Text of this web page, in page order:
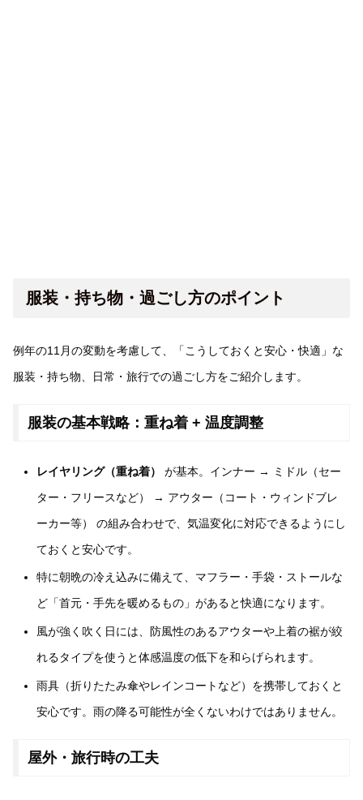
服装・持ち物・過ごし方のポイント
例年の11月の変動を考慮して、「こうしておくと安心・快適」な
服装・持ち物、日常・旅行での過ごし方をご紹介します。
服装の基本戦略：重ね着 + 温度調整
レイヤリング（重ね着）
が基本。インナー → ミドル（セー
ター・フリースなど） → アウター（コート・ウィンドブレ
ーカー等） の組み合わせで、気温変化に対応できるようにし
ておくと安心です。
特に朝晩の冷え込みに備えて、マフラー・手袋・ストールな
ど「首元・手先を暖めるもの」があると快適になります。
風が強く吹く日には、防風性のあるアウターや上着の裾が絞
れるタイプを使うと体感温度の低下を和らげられます。
雨具（折りたたみ傘やレインコートなど）を携帯しておくと
安心です。雨の降る可能性が全くないわけではありません。
屋外・旅行時の工夫